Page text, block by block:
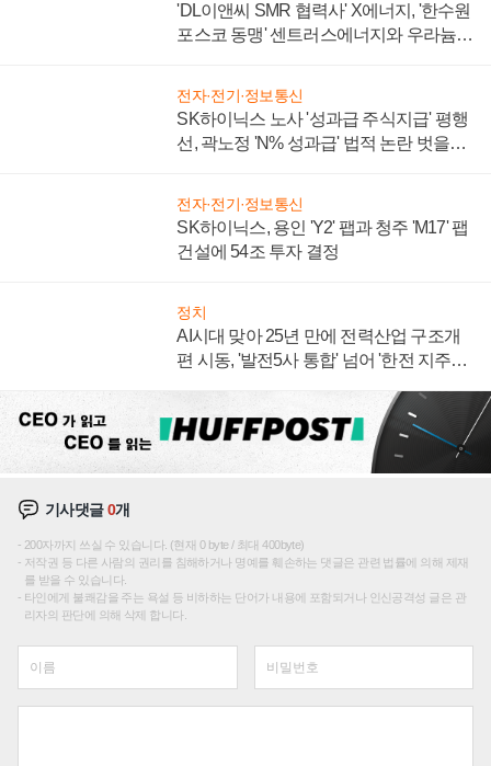
'DL이앤씨 SMR 협력사' X에너지, '한수원
포스코 동맹' 센트러스에너지와 우라늄
전자·전기·정보통신
SK하이닉스 노사 '성과급 주식지급' 평행
선, 곽노정 'N% 성과급' 법적 논란 벗을지
전자·전기·정보통신
SK하이닉스, 용인 'Y2' 팹과 청주 'M17' 팹
건설에 54조 투자 결정
정치
AI시대 맞아 25년 만에 전력산업 구조개
편 시동, '발전5사 통합' 넘어 '한전 지주사'
기사댓글0개
200자까지 쓰실 수 있습니다. (현재 0 byte / 최대 400byte)
저작권 등 다른 사람의 권리를 침해하거나 명예를 훼손하는 댓글은 관련 법률에 의해 제재
를 받을 수 있습니다.
타인에게 불쾌감을 주는 욕설 등 비하하는 단어가 내용에 포함되거나 인신공격성 글은 관
리자의 판단에 의해 삭제 합니다.